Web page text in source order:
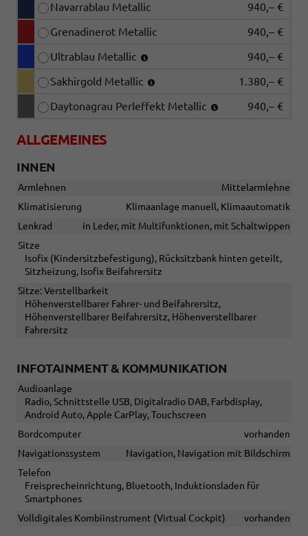
Navarrablau Metallic
940,– €
Grenadinerot Metallic
940,– €
Ultrablau Metallic
940,– €
Sakhirgold Metallic
1.380,– €
Daytonagrau Perleffekt Metallic
940,– €
ALLGEMEINES
INNEN
Armlehnen
Mittelarmlehne
Klimatisierung
Klimaanlage manuell, Klimaautomatik
Lenkrad
in Leder, mit Multifunktionen, mit Schaltwippen
Sitze
Isofix (Kindersitzbefestigung), Rücksitzbank hinten geteilt,
Sitzheizung, Isofix Beifahrersitz
Sitze: Verstellbarkeit
Höhenverstellbarer Fahrer- und Beifahrersitz,
Höhenverstellbarer Beifahrersitz, Höhenverstellbarer
Fahrersitz
INFOTAINMENT & KOMMUNIKATION
Audioanlage
Radio, Schnittstelle USB, Digitalradio DAB, Farbdisplay,
Android Auto, Apple CarPlay, Touchscreen
Bordcomputer
vorhanden
Navigationssystem
Navigation, Navigation mit Bildschirm
Telefon
Freisprecheinrichtung, Bluetooth, Induktionsladen für
Smartphones
Volldigitales Kombiinstrument (Virtual Cockpit)
vorhanden